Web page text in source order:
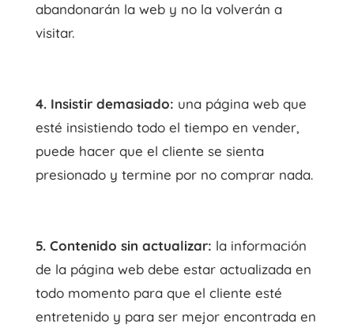
abandonarán la web y no la volverán a
visitar.
4. Insistir demasiado: una página web que
esté insistiendo todo el tiempo en vender,
puede hacer que el cliente se sienta
presionado y termine por no comprar nada.
5. Contenido sin actualizar: la información
de la página web debe estar actualizada en
todo momento para que el cliente esté
entretenido y para ser mejor encontrada en